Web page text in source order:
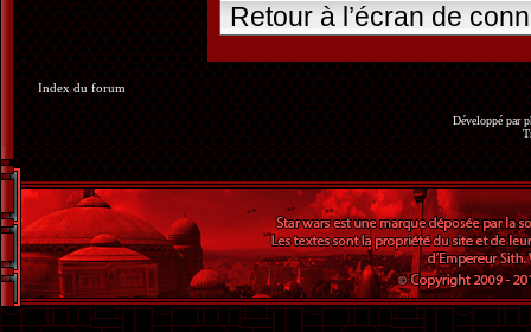
Retour à l’écran de
Index du forum
Développé par